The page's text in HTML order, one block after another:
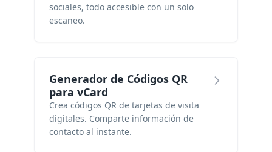
sociales, todo accesible con un solo
escaneo.
Generador de Códigos QR
para vCard
Crea códigos QR de tarjetas de visita
digitales. Comparte información de
contacto al instante.